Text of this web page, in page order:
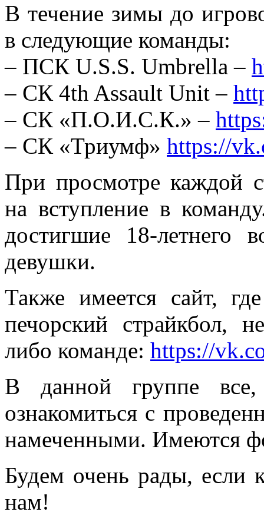
В течение зимы до
в следующие команды:
– ПСК U.S.S. Umbrella –
– СК 4th Assault Unit –
– СК «П.О.И.С.К.» –
– СК «Триумф» https://
При просмотре каждой
на вступление в
достигшие 18-летнего
девушки.
Также имеется сайт,
печорский страйкбол,
либо команде: https://
В данной группе все,
ознакомиться с
намеченными. Имеются
Будем очень рады, если
нам!